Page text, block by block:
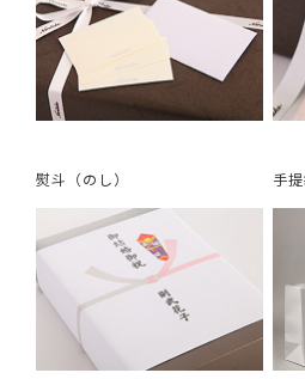
熨斗（のし） 手